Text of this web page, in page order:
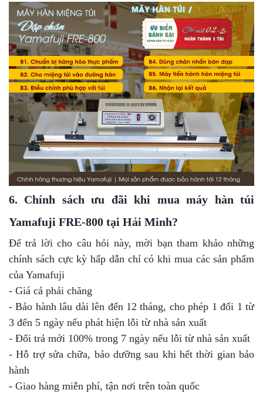
6. Chính sách ưu đãi khi mua máy hàn túi
Yamafuji FRE-800 tại Hải Minh?
Để trả lời cho câu hỏi này, mời bạn tham khảo những
chính sách cực kỳ hấp dẫn chỉ có khi mua các sản phẩm
của Yamafuji
- Giá cả phải chăng
- Bảo hành lâu dài lên đến 12 tháng, cho phép 1 đổi 1 từ
3 đến 5 ngày nếu phát hiện lỗi từ nhà sản xuất
- Đổi trả mới 100% trong 7 ngày nếu lỗi từ nhà sản xuất
- Hỗ trợ sửa chữa, bảo dưỡng sau khi hết thời gian bảo
hành
- Giao hàng miễn phí, tận nơi trên toàn quốc